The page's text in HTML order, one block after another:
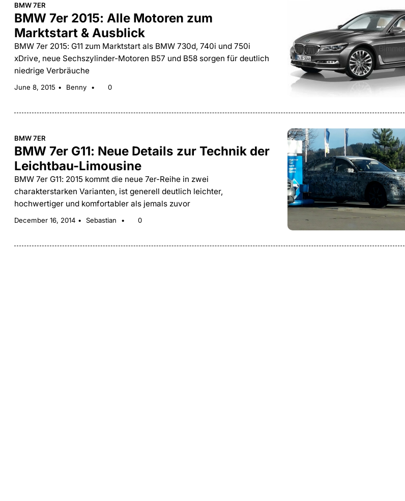
BMW 7ER
BMW 7er 2015: Alle Motoren zum
Marktstart & Ausblick
BMW 7er 2015: G11 zum Marktstart als BMW 730d, 740i und 750i
xDrive, neue Sechszylinder-Motoren B57 und B58 sorgen für deutlich
niedrige Verbräuche
June 8, 2015 Benny 0
BMW 7ER
BMW 7er G11: Neue Details zur Technik der
Leichtbau-Limousine
BMW 7er G11: 2015 kommt die neue 7er-Reihe in zwei
charakterstarken Varianten, ist generell deutlich leichter,
hochwertiger und komfortabler als jemals zuvor
December 16, 2014 Sebastian 0